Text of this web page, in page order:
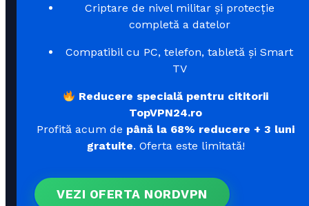
Criptare de nivel militar și protecție
completă a datelor
Compatibil cu PC, telefon, tabletă și Smart
TV
Reducere specială pentru cititorii
TopVPN24.ro
Profită acum de până la 68% reducere + 3 luni
gratuite. Oferta este limitată!
VEZI OFERTA NORDVPN